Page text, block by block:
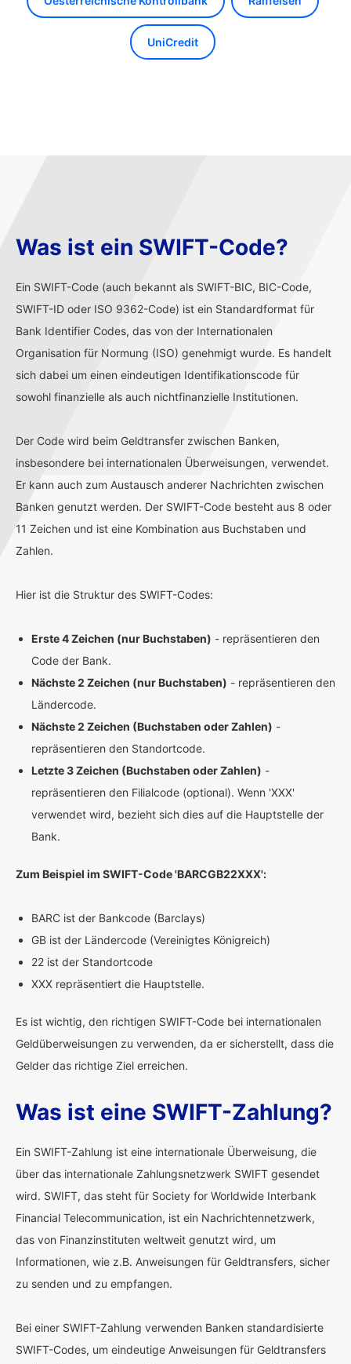
UniCredit
Was ist ein SWIFT-Code?
Ein SWIFT-Code (auch bekannt als SWIFT-BIC, BIC-Code,
SWIFT-ID oder ISO 9362-Code) ist ein Standardformat für
Bank Identifier Codes, das von der Internationalen
Organisation für Normung (ISO) genehmigt wurde. Es handelt
sich dabei um einen eindeutigen Identifikationscode für
sowohl finanzielle als auch nichtfinanzielle Institutionen.
Der Code wird beim Geldtransfer zwischen Banken,
insbesondere bei internationalen Überweisungen, verwendet.
Er kann auch zum Austausch anderer Nachrichten zwischen
Banken genutzt werden. Der SWIFT-Code besteht aus 8 oder
11 Zeichen und ist eine Kombination aus Buchstaben und
Zahlen.
Hier ist die Struktur des SWIFT-Codes:
Erste 4 Zeichen (nur Buchstaben) - repräsentieren den
Code der Bank.
Nächste 2 Zeichen (nur Buchstaben) - repräsentieren den
Ländercode.
Nächste 2 Zeichen (Buchstaben oder Zahlen) -
repräsentieren den Standortcode.
Letzte 3 Zeichen (Buchstaben oder Zahlen) -
repräsentieren den Filialcode (optional). Wenn 'XXX'
verwendet wird, bezieht sich dies auf die Hauptstelle der
Bank.
Zum Beispiel im SWIFT-Code 'BARCGB22XXX':
BARC ist der Bankcode (Barclays)
GB ist der Ländercode (Vereinigtes Königreich)
22 ist der Standortcode
XXX repräsentiert die Hauptstelle.
Es ist wichtig, den richtigen SWIFT-Code bei internationalen
Geldüberweisungen zu verwenden, da er sicherstellt, dass die
Gelder das richtige Ziel erreichen.
Was ist eine SWIFT-Zahlung?
Ein SWIFT-Zahlung ist eine internationale Überweisung, die
über das internationale Zahlungsnetzwerk SWIFT gesendet
wird. SWIFT, das steht für Society for Worldwide Interbank
Financial Telecommunication, ist ein Nachrichtennetzwerk,
das von Finanzinstituten weltweit genutzt wird, um
Informationen, wie z.B. Anweisungen für Geldtransfers, sicher
zu senden und zu empfangen.
Bei einer SWIFT-Zahlung verwenden Banken standardisierte
SWIFT-Codes, um eindeutige Anweisungen für Geldtransfers